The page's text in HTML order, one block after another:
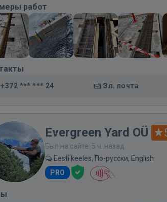
работ
+372 *** *** 24 Эл. почта
Evergreen Yard OÜ
Был на сайте: 5 ч. назад
Eesti keeles, По-русски, English
PRO